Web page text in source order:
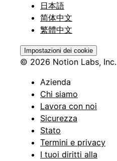
日本語
简体中文
繁體中文
Impostazioni dei cookie
© 2026 Notion Labs, Inc.
Azienda
Chi siamo
Lavora con noi
Sicurezza
Stato
Termini e privacy
I tuoi diritti alla